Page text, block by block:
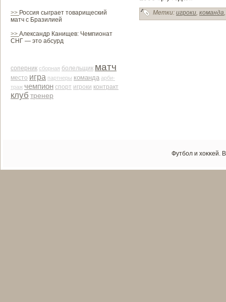
>> Россия сыграет товарищеский
матч с Бразилией
>> Александр Канищев: Чемпионат
СНГ — это абсурд
соперник сборная болельщик матч
место игра партнеры команда арби­
траж чемпион спорт игроки контракт
клуб тренер
Метки: игроки, команда
Футбол и хоκκей.